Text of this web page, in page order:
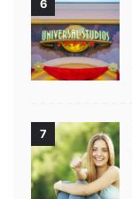
6
7